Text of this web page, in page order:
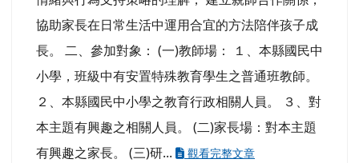
協助家長在日常生活中運用合宜的方法陪伴孩子成
長。 二、參加對象： (一)教師場： １、本縣國民中
小學，班級中有安置特殊教育學生之普通班教師。
２、本縣國民中小學之教育行政相關人員。 ３、對
本主題有興趣之相關人員。 (二)家長場：對本主題
有興趣之家長。 (三)研...
觀看完整文章